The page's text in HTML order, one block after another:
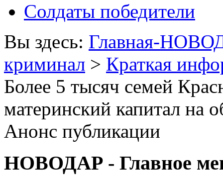
Солдаты победители
Вы здесь: Главная-
криминал > Краткая
Более 5 тысяч семей
материнский капитал на
Анонс публикации
НОВОДАР - Главное